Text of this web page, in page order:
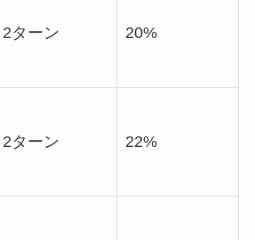
2ターン 20%
2ターン 22%